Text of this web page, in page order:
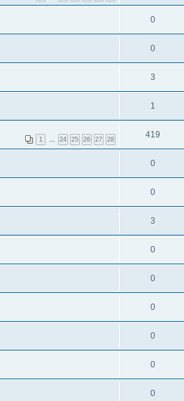
0
0
3
1
1 24 25 26 27 28 419
0
0
3
0
0
0
0
0
0